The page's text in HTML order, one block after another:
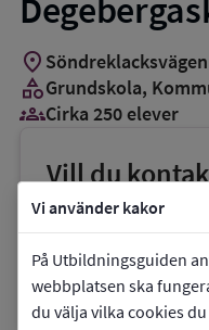
Vi använder kakor
På Utbildningsguiden
webbplatsen ska
du välja vilka cookies
location_on
categoryGrundskola,
groups_3Cirka 250 elever
Vill du
phoneTelefon:044-
E-post:
link Webbplats: